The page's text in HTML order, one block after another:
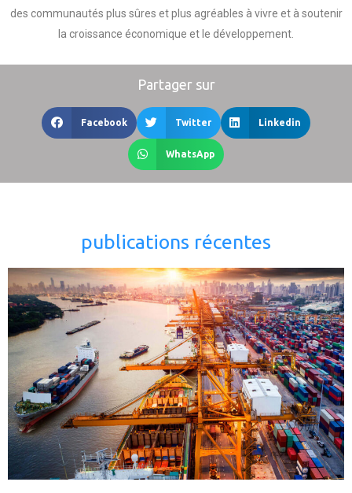
des communautés plus sûres et plus agréables à vivre et à soutenir
la croissance économique et le développement.
Partager sur
Facebook Twitter Linkedin
WhatsApp
publications récentes